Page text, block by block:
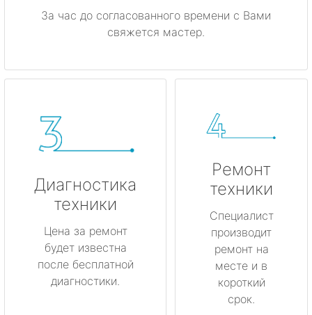
За час до согласованного времени с Вами
свяжется мастер.
Диагностика
техники
Цена за ремонт
будет известна
после бесплатной
диагностики.
Ремонт
техники
Специалист
производит
ремонт на
месте и в
короткий
срок.